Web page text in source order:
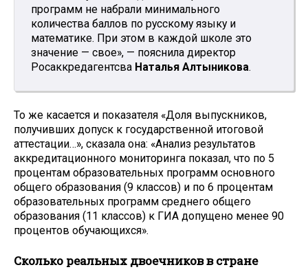
программ не набрали минимального
количества баллов по русскому языку и
математике. При этом в каждой школе это
значение — свое», — пояснила директор
Росаккредагентсва Наталья Алтыникова.
То же касается и показателя «Доля выпускников,
получивших допуск к государственной итоговой
аттестации…», сказала она: «Анализ результатов
аккредитационного мониторинга показал, что по 5
процентам образовательных программ основного
общего образования (9 классов) и по 6 процентам
образовательных программ среднего общего
образования (11 классов) к ГИА допущено менее 90
процентов обучающихся».
Сколько реальных двоечников в стране